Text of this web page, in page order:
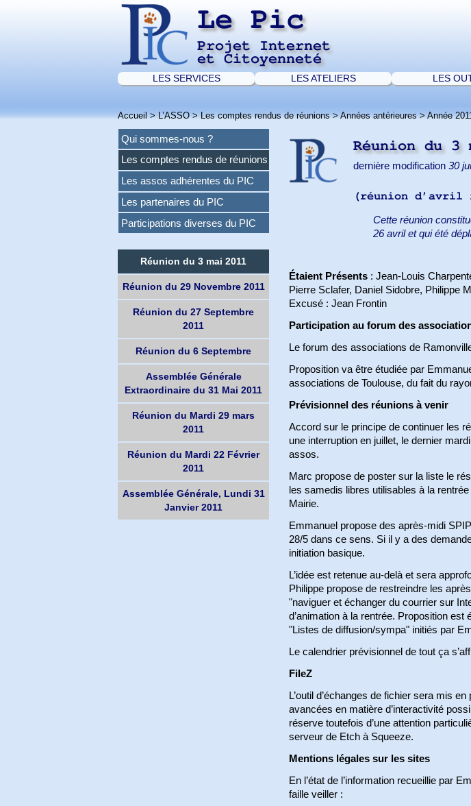
Le Pic
Projet Internet
et Citoyenneté
LES SERVICES LES ATELIERS LES
Accueil>L’ASSO>Les comptes rendus de réunions>Années antérieures>Année
Qui sommes-nous ?
Les comptes rendus de réunions
Les assos adhérentes du PIC
Les partenaires du PIC
Participations diverses du PIC
Réunion du 3 mai 2011
Réunion du 29 Novembre 2011
Réunion du 27 Septembre
2011
Réunion du 6 Septembre
Assemblée Générale
Extraordinaire du 31 Mai 2011
Réunion du Mardi 29 mars
2011
Réunion du Mardi 22 Février
2011
Assemblée Générale, Lundi 31
Janvier 2011
Réunion du 3
dernière modification 30
(réunion d’avril
Cette réunion
26 avril et qui été
Étaient Présents: Jean-Louis
Pierre Sclafer, Daniel Sidobre, Philippe
Excusé : Jean Frontin
Participation au forum des
Le forum des associations de
Proposition va être étudiée par
associations de Toulouse, du fait du
Prévisionnel des réunions à venir
Accord sur le principe de continuer les
une interruption en juillet, le dernier
assos.
Marc propose de poster sur la liste le
les samedis libres utilisables à la
Mairie.
Emmanuel propose des après-midi
28/5 dans ce sens. Si il y a des
initiation basique.
L’idée est retenue au-delà et sera
Philippe propose de restreindre les
"naviguer et échanger du courrier sur
d’animation à la rentrée. Proposition
"Listes de diffusion/sympa" initiés par
Le calendrier prévisionnel de tout ça
FileZ
L’outil d’échanges de fichier sera mis
avancées en matière d’interactivité
réserve toutefois d’une attention
serveur de Etch à Squeeze.
Mentions légales sur les sites
En l’état de l’information recueillie par
faille veiller :